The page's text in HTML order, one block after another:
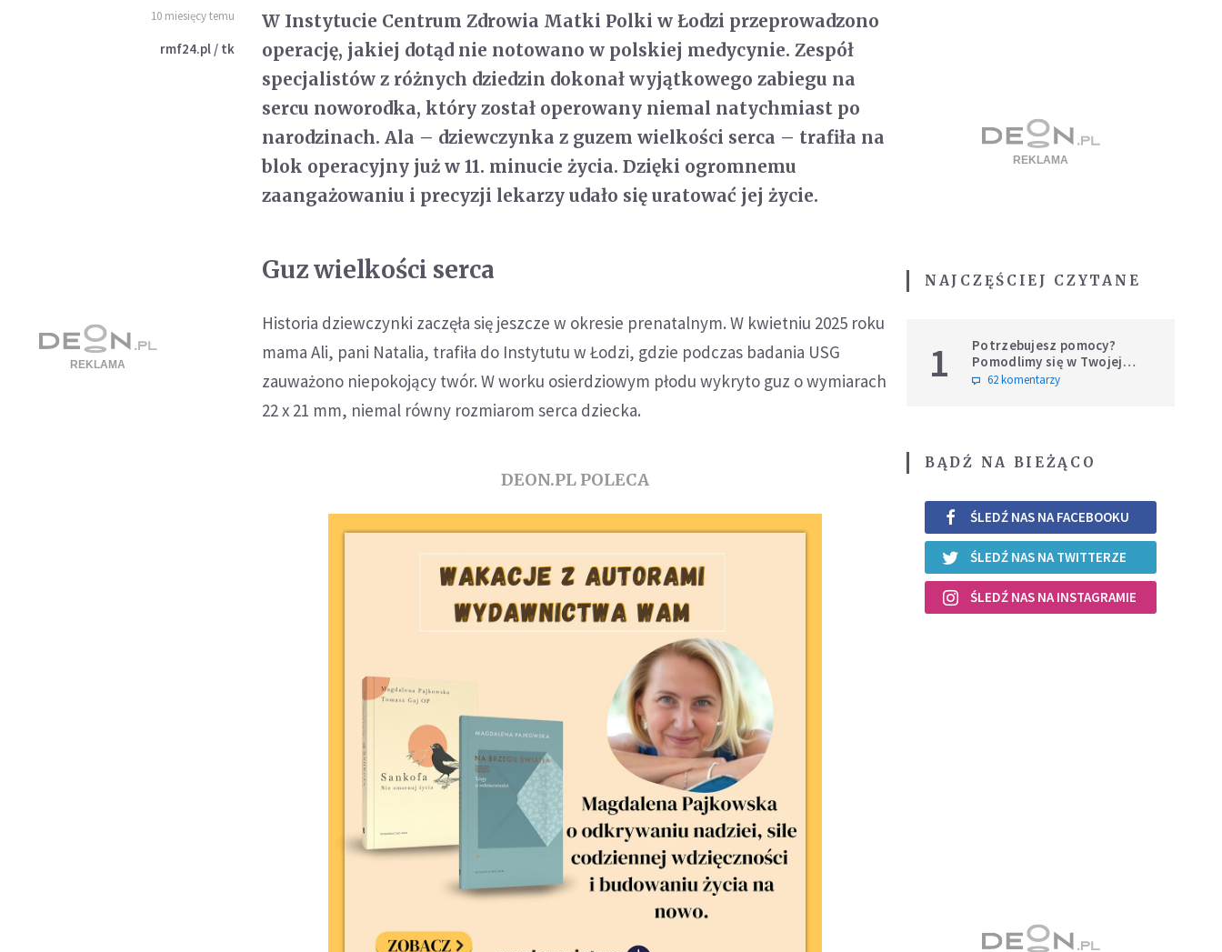
10 miesięcy temu
rmf24.pl / tk
W Instytucie Centrum Zdrowia Matki Polki w Łodzi przeprowadzono
operację, jakiej dotąd nie notowano w polskiej medycynie. Zespół
specjalistów z różnych dziedzin dokonał wyjątkowego zabiegu na
sercu noworodka, który został operowany niemal natychmiast po
narodzinach. Ala – dziewczynka z guzem wielkości serca – trafiła na
blok operacyjny już w 11. minucie życia. Dzięki ogromnemu
zaangażowaniu i precyzji lekarzy udało się uratować jej życie.
Guz wielkości serca
Historia dziewczynki zaczęła się jeszcze w okresie prenatalnym. W kwietniu 2025 roku
mama Ali, pani Natalia, trafiła do Instytutu w Łodzi, gdzie podczas badania USG
zauważono niepokojący twór. W worku osierdziowym płodu wykryto guz o wymiarach
22 x 21 mm, niemal równy rozmiarom serca dziecka.
DEON.PL POLECA
NAJCZĘŚCIEJ CZYTANE
1
Potrzebujesz pomocy?
Pomodlimy się w Twojej
intencji
62 komentarzy
BĄDŹ NA BIEŻĄCO
ŚLEDŹ NAS NA FACEBOOKU
ŚLEDŹ NAS NA TWITTERZE
ŚLEDŹ NAS NA INSTAGRAMIE